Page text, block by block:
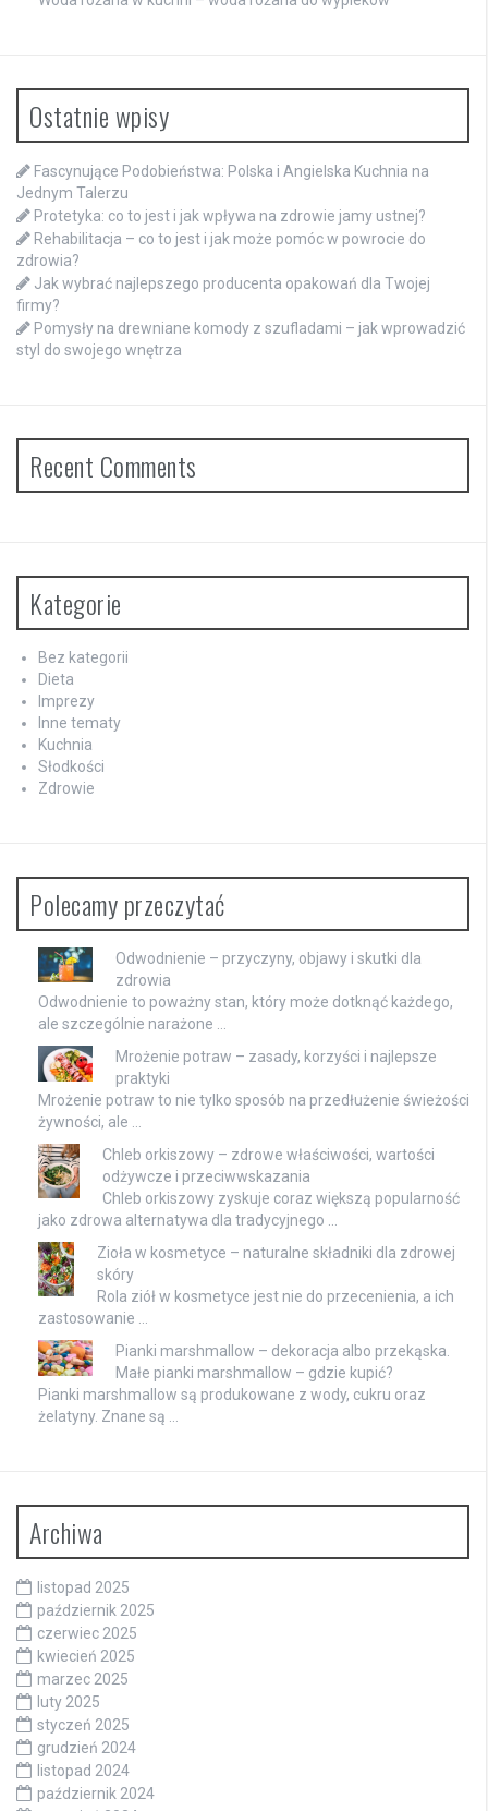
Ostatnie wpisy
Fascynujące Podobieństwa: Polska i Angielska Kuchnia na
Jednym Talerzu
Protetyka: co to jest i jak wpływa na zdrowie jamy ustnej?
Rehabilitacja – co to jest i jak może pomóc w powrocie do
zdrowia?
Jak wybrać najlepszego producenta opakowań dla Twojej
firmy?
Pomysły na drewniane komody z szufladami – jak wprowadzić
styl do swojego wnętrza
Recent Comments
Kategorie
Bez kategorii
Dieta
Imprezy
Inne tematy
Kuchnia
Słodkości
Zdrowie
Polecamy przeczytać
Odwodnienie – przyczyny, objawy i skutki dla
zdrowia
Odwodnienie to poważny stan, który może dotknąć każdego,
ale szczególnie narażone …
Mrożenie potraw – zasady, korzyści i najlepsze
praktyki
Mrożenie potraw to nie tylko sposób na przedłużenie świeżości
żywności, ale …
Chleb orkiszowy – zdrowe właściwości, wartości
odżywcze i przeciwwskazania
Chleb orkiszowy zyskuje coraz większą popularność
jako zdrowa alternatywa dla tradycyjnego …
Zioła w kosmetyce – naturalne składniki dla zdrowej
skóry
Rola ziół w kosmetyce jest nie do przecenienia, a ich
zastosowanie …
Pianki marshmallow – dekoracja albo przekąska.
Małe pianki marshmallow – gdzie kupić?
Pianki marshmallow są produkowane z wody, cukru oraz
żelatyny. Znane są …
Archiwa
listopad 2025
październik 2025
czerwiec 2025
kwiecień 2025
marzec 2025
luty 2025
styczeń 2025
grudzień 2024
listopad 2024
październik 2024